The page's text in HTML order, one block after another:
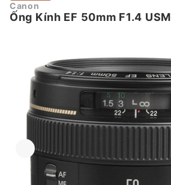
Canon
Ống Kính EF 50mm F1.4 USM